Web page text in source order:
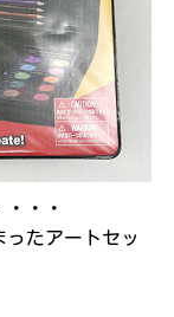
・・
たアートセッ